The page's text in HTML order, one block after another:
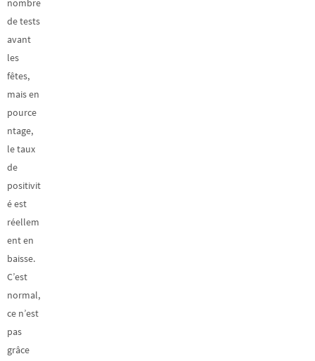
nombre
de tests
avant
les
fêtes,
mais en
pource
ntage,
le taux
de
positivit
é est
réellem
ent en
baisse.
C’est
normal,
ce n’est
pas
grâce